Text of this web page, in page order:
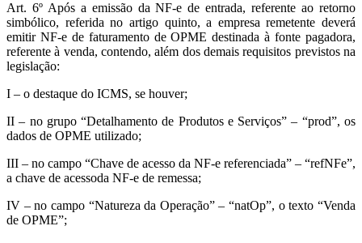
Art. 6º Após a emissão da NF-e de entrada, referente ao retorno
simbólico, referida no artigo quinto, a empresa remetente deverá
emitir NF-e de faturamento de OPME destinada à fonte pagadora,
referente à venda, contendo, além dos demais requisitos previstos na
legislação:
I – o destaque do ICMS, se houver;
II – no grupo “Detalhamento de Produtos e Serviços” – “prod”, os
dados de OPME utilizado;
III – no campo “Chave de acesso da NF-e referenciada” – “refNFe”,
a chave de acessoda NF-e de remessa;
IV – no campo “Natureza da Operação” – “natOp”, o texto “Venda
de OPME”;